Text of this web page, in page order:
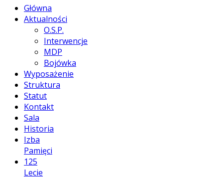
Główna
Aktualności
O.S.P.
Interwencje
MDP
Bojówka
Wyposażenie
Struktura
Statut
Kontakt
Sala
Historia
Izba
Pamięci
125
Lecie